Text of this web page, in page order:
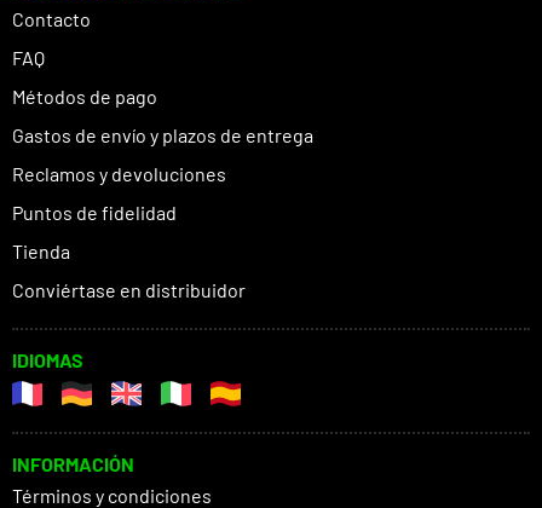
Contacto
FAQ
Métodos de pago
Gastos de envío y plazos de entrega
Reclamos y devoluciones
Puntos de fidelidad
Tienda
Conviértase en distribuidor
IDIOMAS
INFORMACIÓN
Términos y condiciones